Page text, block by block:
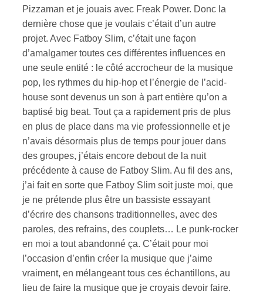
Pizzaman et je jouais avec Freak Power. Donc la
dernière chose que je voulais c’était d’un autre
projet. Avec Fatboy Slim, c’était une façon
d’amalgamer toutes ces différentes influences en
une seule entité : le côté accrocheur de la musique
pop, les rythmes du hip-hop et l’énergie de l’acid-
house sont devenus un son à part entière qu’on a
baptisé big beat. Tout ça a rapidement pris de plus
en plus de place dans ma vie professionnelle et je
n’avais désormais plus de temps pour jouer dans
des groupes, j’étais encore debout de la nuit
précédente à cause de Fatboy Slim. Au fil des ans,
j’ai fait en sorte que Fatboy Slim soit juste moi, que
je ne prétende plus être un bassiste essayant
d’écrire des chansons traditionnelles, avec des
paroles, des refrains, des couplets… Le punk-rocker
en moi a tout abandonné ça. C’était pour moi
l’occasion d’enfin créer la musique que j’aime
vraiment, en mélangeant tous ces échantillons, au
lieu de faire la musique que je croyais devoir faire.